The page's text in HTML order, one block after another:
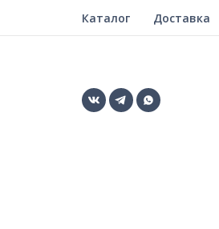
Каталог Доставка